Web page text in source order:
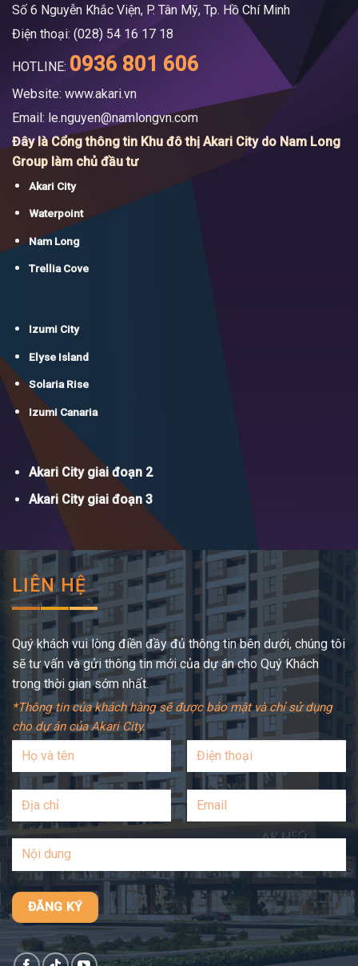
Số 6 Nguyễn Khắc Viện, P. Tân Mỹ, Tp. Hồ Chí Minh
Điện thoại: (028) 54 16 17 18
HOTLINE: 0936 801 606
Website: www.akari.vn
Email: le.nguyen@namlongvn.com
Đây là Cổng thông tin Khu đô thị Akari City do Nam Long
Group làm chủ đầu tư
Akari City
Waterpoint
Nam Long
Trellia Cove
Izumi City
Elyse Island
Solaria Rise
Izumi Canaria
Akari City giai đoạn 2
Akari City giai đoạn 3
LIÊN HỆ
Quý khách vui lòng điền đầy đủ thông tin bên dưới, chúng tôi
sẽ tư vấn và gửi thông tin mới của dự án cho Quý Khách
trong thời gian sớm nhất.
*Thông tin của khách hàng sẽ được bảo mật và chỉ sử dụng
cho dự án của Akari City.